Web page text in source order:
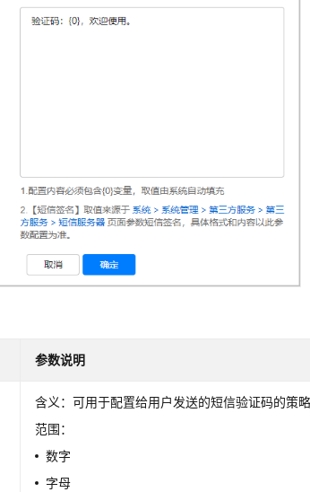
参数说明
含义：可用于配置给用户发送的短信验证码的策
范围：
数字
字母